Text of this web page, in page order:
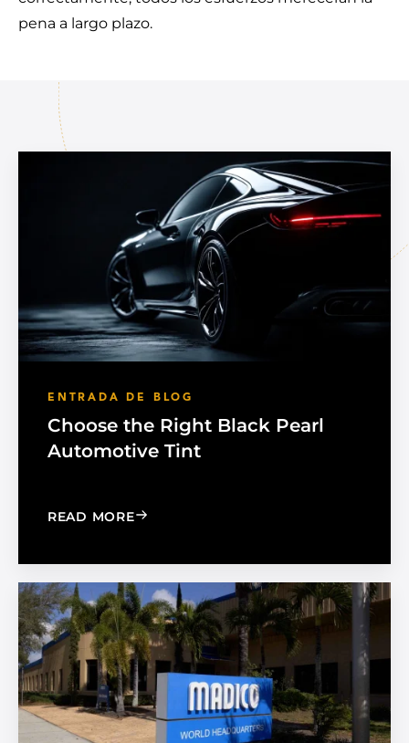
pena a largo plazo.
ENTRADA DE BLOG
Choose the Right Black Pearl
Automotive Tint
READ MORE: CHOOSE THE RIGHT BLACK PEARL